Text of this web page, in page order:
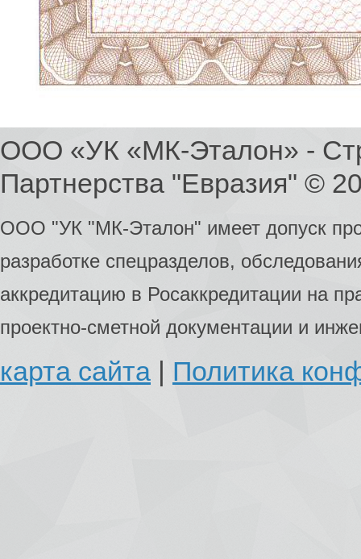
ООО «УК «МК-Эталон» -
Партнерства "Евразия" ©
ООО "УК "МК-Эталон" имеет допуск
разработке спецразделов,
аккредитацию в Росаккредитации на
проектно-сметной документации и
карта сайта Политика